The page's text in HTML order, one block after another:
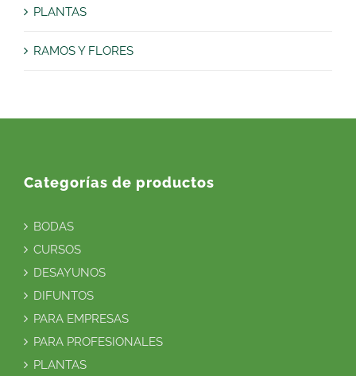
PLANTAS
RAMOS Y FLORES
Categorías de productos
BODAS
CURSOS
DESAYUNOS
DIFUNTOS
PARA EMPRESAS
PARA PROFESIONALES
PLANTAS